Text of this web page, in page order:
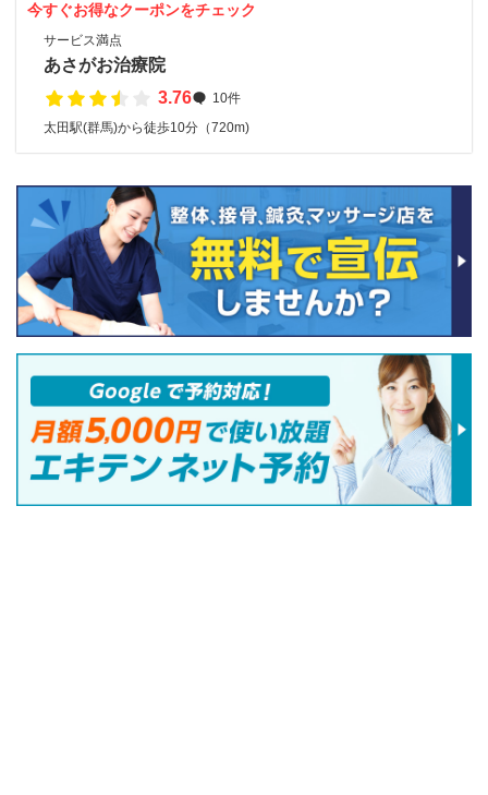
今すぐお得なクーポンをチェック
サービス満点
あさがお治療院
3.76
10件
太田駅(群馬)から徒歩10分（720m)